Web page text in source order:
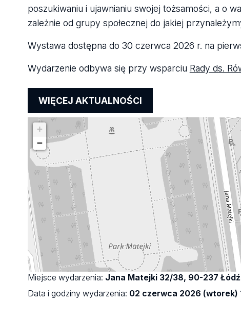
poszukiwaniu i ujawnianiu swojej tożsamości, a o
zależnie od grupy społecznej do jakiej
Wystawa dostępna do 30 czerwca 2026 r. na
Wydarzenie odbywa się przy wsparciu Rady ds.
WIĘCEJ AKTUALNOŚCI
+
−
Miejsce wydarzenia: Jana Matejki 32/38, 90-237 Łódź
Data i godziny wydarzenia: 02 czerwca 2026 (wtorek)